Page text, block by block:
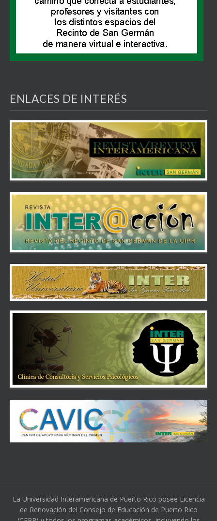
ENLACES DE INTERÉS
La Universidad Interamericana de Puerto Rico posee Licencia
de Renovación del Consejo de Educación de Puerto Rico